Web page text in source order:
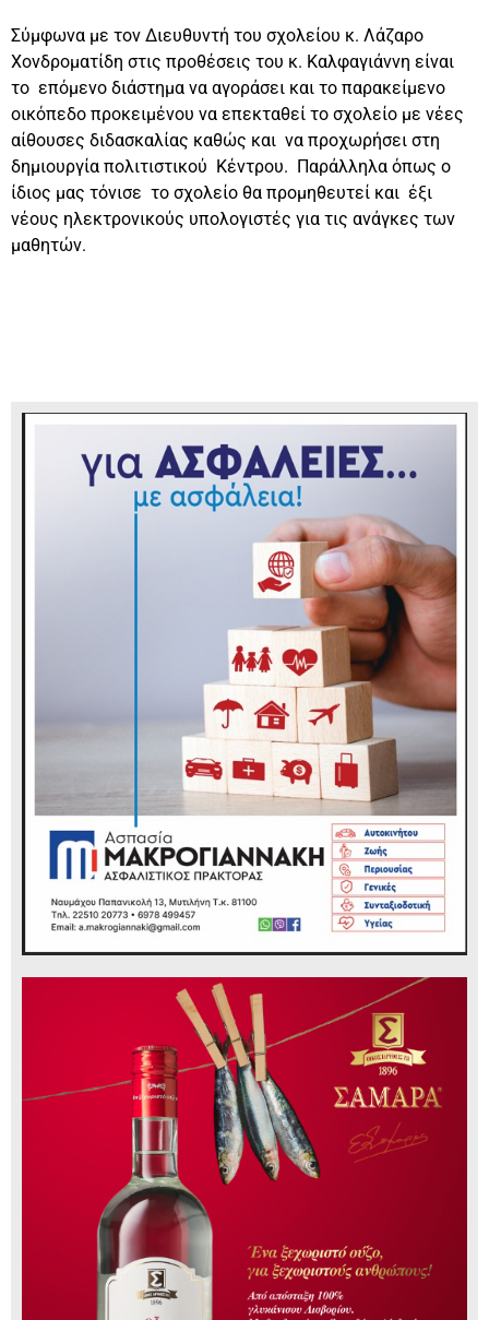
Σύμφωνα με τον Διευθυντή του σχολείου κ. Λάζαρο
Χονδροματίδη στις προθέσεις του κ. Καλφαγιάννη είναι
το επόμενο διάστημα να αγοράσει και το παρακείμενο
οικόπεδο προκειμένου να επεκταθεί το σχολείο με νέες
αίθουσες διδασκαλίας καθώς και να προχωρήσει στη
δημιουργία πολιτιστικού Κέντρου. Παράλληλα όπως ο
ίδιος μας τόνισε το σχολείο θα προμηθευτεί και έξι
νέους ηλεκτρονικούς υπολογιστές για τις ανάγκες των
μαθητών.